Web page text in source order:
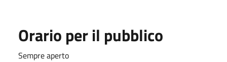
Orario per il pubblico
Sempre aperto